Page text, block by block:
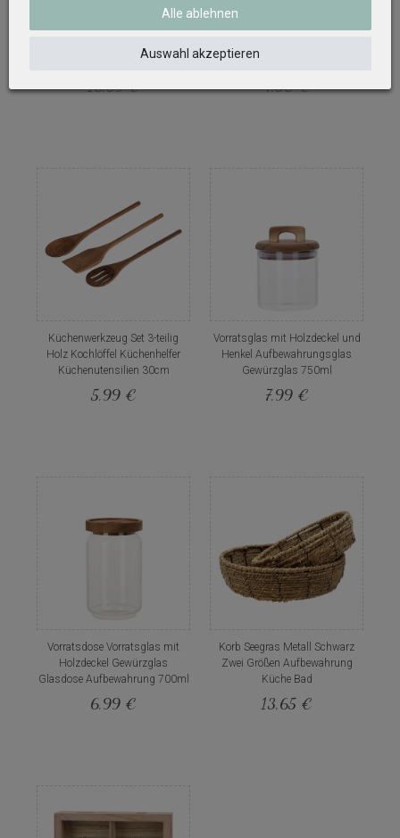
Obstschale Mango Holz
Schüssel Rund auf Fuß Servier
16,89 €
Aufbewahrungsbeutel mit
4,30 €
Küchenwerkzeug Set 3-teilig
Holz Kochlöffel Küchenhelfer
Küchenutensilien 30cm
5,99 €
Vorratsglas mit Holzdeckel und
Henkel Aufbewahrungsglas
Gewürzglas 750ml
7,99 €
Vorratsdose Vorratsglas mit
Holzdeckel Gewürzglas
Glasdose Aufbewahrung 700ml
6,99 €
Korb Seegras Metall Schwarz
Zwei Größen Aufbewahrung
Küche Bad
13,65 €
Alle ablehnen
Auswahl akzeptieren